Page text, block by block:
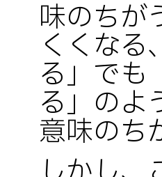
味のちが
くくなる
る」でも
る」のよ
意味のち